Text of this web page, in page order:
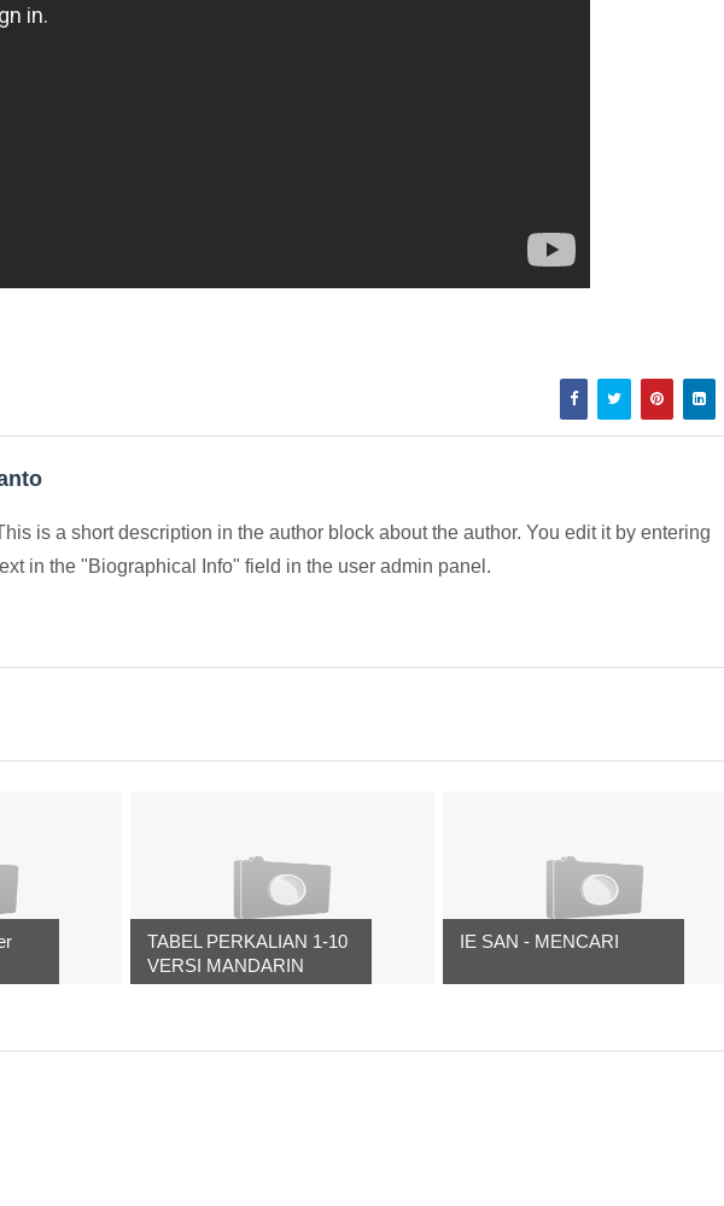
is a short description in the author block about the author. You edit it by entering
in the "Biographical Info" field in the user admin panel.
TABEL PERKALIAN 1-10
VERSI MANDARIN
IE SAN - MENCARI